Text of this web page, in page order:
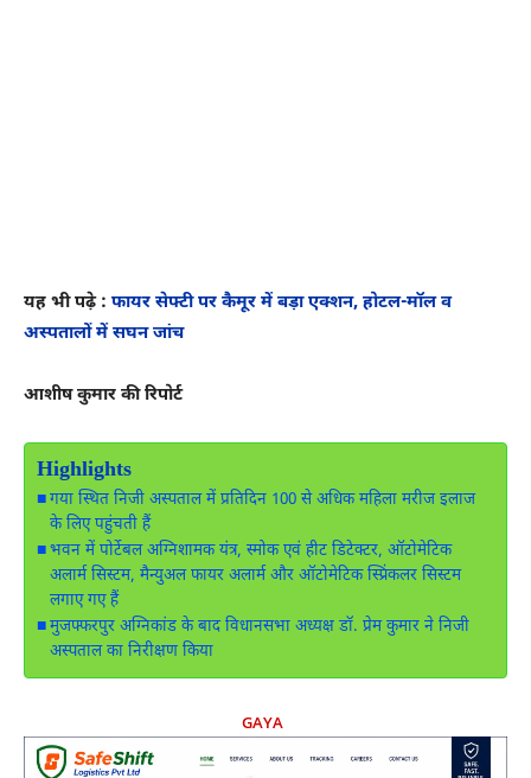
यह भी पढ़े : फायर सेफ्टी पर कैमूर में बड़ा एक्शन, होटल-मॉल व
अस्पतालों में सघन जांच
आशीष कुमार की रिपोर्ट
Highlights
गया स्थित निजी अस्पताल में प्रतिदिन 100 से अधिक महिला मरीज इलाज
के लिए पहुंचती हैं
भवन में पोर्टेबल अग्निशामक यंत्र, स्मोक एवं हीट डिटेक्टर, ऑटोमेटिक
अलार्म सिस्टम, मैन्युअल फायर अलार्म और ऑटोमेटिक स्प्रिंकलर सिस्टम
लगाए गए हैं
मुजफ्फरपुर अग्निकांड के बाद विधानसभा अध्यक्ष डॉ. प्रेम कुमार ने निजी
अस्पताल का निरीक्षण किया
GAYA